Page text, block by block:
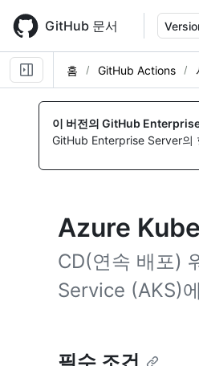
main
content
GitHub 문서
홈 GitHub Actions
이 버전의 GitHub
GitHub Enterprise Server의
Azure
CD(연속 배포)
Service (AKS)